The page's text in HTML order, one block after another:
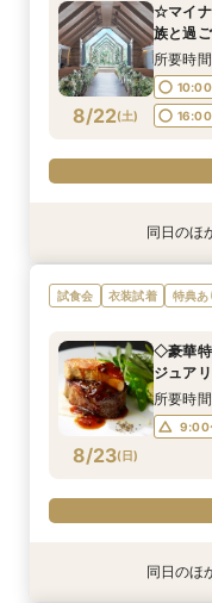
8/21(金)
8/21(金)
8/21(金)
8/21(金)
8/21(金)
8/21(金)
8/21(金)
ル】は
所要時
8/22(土)
☆マイ
族と過
所要時
特典あり
8/22(土)
【マイ
婚＆パ
13:05
特典あり
8/22(土)
【マイ
見！】
13:00
特典あり
8/22(土)
【マイ
挙式】
13:00
特典あり
8/22(土)
【マイ
式後の
13:00
特典あり
8/22(土)
【マイ
ランド
13:00
衣装試着 特典あ
8/22(土)
◇豪華
ジュア
9:00
特典あり
8/22(土)
【マイ
約で
ル】は
所要時
同日のほ
試食会 衣装試着 特典あ
8/23(日)
◇豪華
ジュア
所要時
9:00
特典あり
特典あり
特典あり
特典あり
特典あり
特典あり
特典あり同日のほ